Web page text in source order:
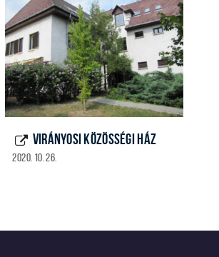
VIRÁNYOSI KÖZÖSSÉGI HÁZ
2020. 10. 26.